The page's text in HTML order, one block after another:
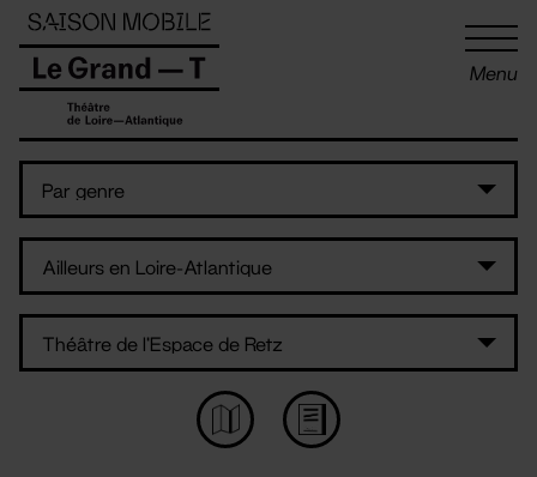
Menu
Panneau de gestion des cookies